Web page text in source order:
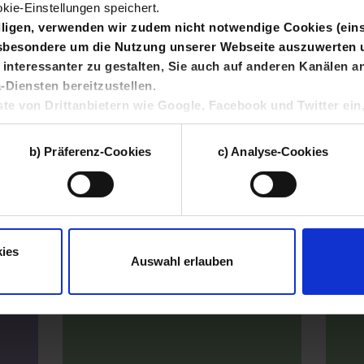
Einstellungen speichert.
verwenden wir zudem nicht notwendige Cookies
um die Nutzung unserer Webseite auszuwerten
zu gestalten, Sie auch auf anderen Kanälen
Diensten bereitzustellen.
von Drittanbietern wie Google, Facebook und Twitter
Union und zu eigenen Zwecken verarbeiten. Solche
geräteübergreifend mit anderen Daten
dieser Webseite können Sie selbst entscheiden, welche
b) Präferenz-Cookies c) Analyse-Cookies
Auswahl erlauben
expedition d
Schüler*innen/Azubis/Studierende